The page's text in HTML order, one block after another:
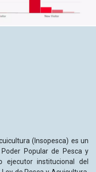
(Insopesca) es un
Popular de Pesca y
ejecutor institucional del